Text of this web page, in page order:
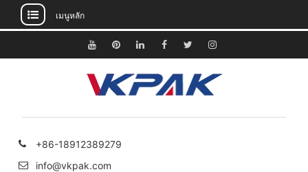
ไป
เมนูหลัก
ยู
ทูป
พิน
เท
อเรสต์
ลิงค์
อิน
เฟส
บุ๊ค
ทวิ
ต
เตอร์
อิน
ส
ตา
แกรม
+86-18912389279
info@vkpak.com